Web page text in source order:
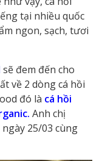
tại nhiều quốc
ngon, sạch, tươi
sẽ đem đến cho
về 2 dòng cá hồi
đó là cá hồi
Anh chị
25/03 cùng